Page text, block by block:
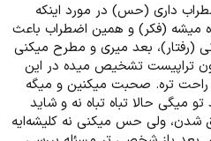
داری (حس) در مورد اینکه
میشه (فکر) و همین اضطراب باعث
بعد میری و مطرح میکنی
تراپیست تشخیص میده در این
راحت تره. صحبت میکنین و میگه
میگی حالا تباه تباه نه و شاید
شدن، ولی حس میکنی نه کلیشه‌ایه